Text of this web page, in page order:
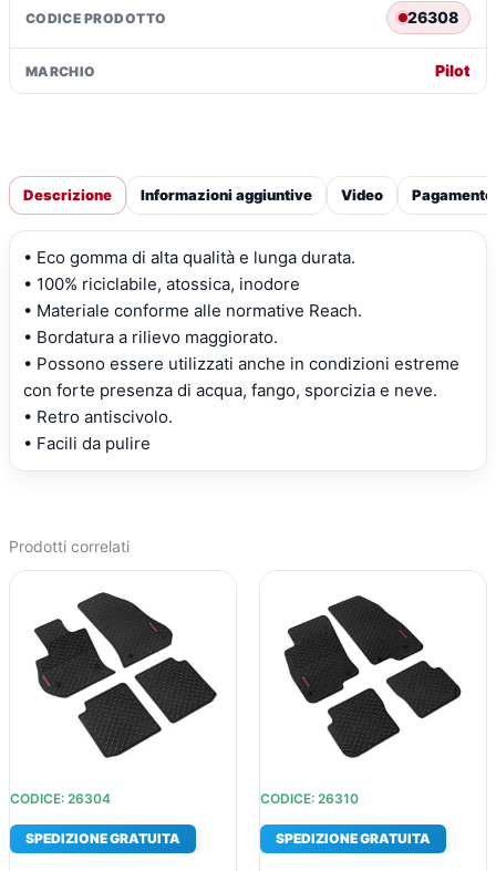
V
tondi
integrati
Volkswagen
Golf
3p
(11/08>10/12)
fix
tondi
integrati
-
VI
5p
(11/08>10/12)
tondi
integrati
Volkswagen
Cabrio
(09/11>10/14)
fix
CODICE PRODOTTO 26308
MARCHIO Pilot
Descrizione Informazioni aggiuntive Video Pagamento
• Eco gomma di alta qualità e lunga durata.
• 100% riciclabile, atossica, inodore
• Materiale conforme alle normative Reach.
• Bordatura a rilievo maggiorato.
• Possono essere utilizzati anche in condizioni estreme
con forte presenza di acqua, fango, sporcizia e neve.
• Retro antiscivolo.
• Facili da pulire
Prodotti correlati
CODICE: 26304
SPEDIZIONE GRATUITA
PREZZO
ORIGINALE
ERA:
€51,85.
È:
€38,23.
CODICE: 26310
SPEDIZIONE GRATUITA
PREZZO
ORIGINALE
ERA:
€56,49.
È:
€41,43.